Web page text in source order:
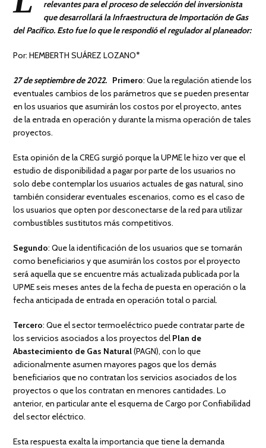
relevantes para el proceso de selección del inversionista
que desarrollará la Infraestructura de Importación de Gas
del Pacífico. Esto fue lo que le respondió el regulador al planeador:
Por: HEMBERTH SUÁREZ LOZANO*
27 de septiembre de 2022. Primero: Que la regulación atiende los
eventuales cambios de los parámetros que se pueden presentar
en los usuarios que asumirán los costos por el proyecto, antes
de la entrada en operación y durante la misma operación de tales
proyectos.
Esta opinión de la CREG surgió porque la UPME le hizo ver que el
estudio de disponibilidad a pagar por parte de los usuarios no
solo debe contemplar los usuarios actuales de gas natural, sino
también considerar eventuales escenarios, como es el caso de
los usuarios que opten por desconectarse de la red para utilizar
combustibles sustitutos más competitivos.
Segundo: Que la identificación de los usuarios que se tomarán
como beneficiarios y que asumirán los costos por el proyecto
será aquella que se encuentre más actualizada publicada por la
UPME seis meses antes de la fecha de puesta en operación o la
fecha anticipada de entrada en operación total o parcial.
Tercero: Que el sector termoeléctrico puede contratar parte de
los servicios asociados a los proyectos del Plan de
Abastecimiento de Gas Natural(PAGN), con lo que
adicionalmente asumen mayores pagos que los demás
beneficiarios que no contratan los servicios asociados de los
proyectos o que los contratan en menores cantidades. Lo
anterior, en particular ante el esquema de Cargo por Confiabilidad
del sector eléctrico.
Esta respuesta exalta la importancia que tiene la demanda